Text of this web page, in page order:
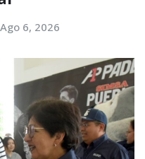
Ago 6, 2026